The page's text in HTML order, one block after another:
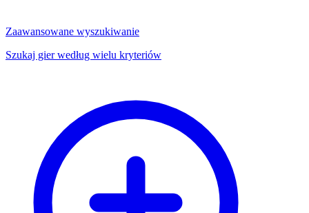
Zaawansowane wyszukiwanie
Szukaj gier według wielu kryteriów